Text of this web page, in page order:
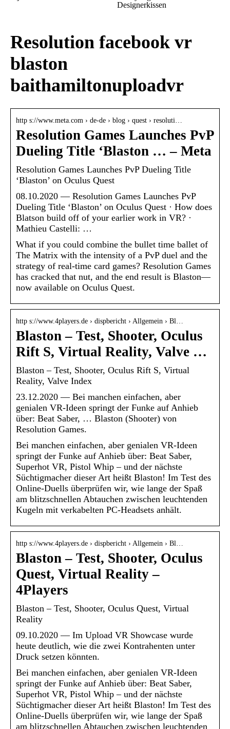
Designerkissen
Resolution facebook vr
blaston
baithamiltonuploadvr
http s://www.meta.com › de-de › blog › quest › resoluti…
Resolution Games Launches PvP
Dueling Title ‘Blaston … – Meta
Resolution Games Launches PvP Dueling Title
‘Blaston’ on Oculus Quest
08.10.2020 — Resolution Games Launches PvP
Dueling Title ‘Blaston’ on Oculus Quest · How does
Blatson build off of your earlier work in VR? ·
Mathieu Castelli: …
What if you could combine the bullet time ballet of
The Matrix with the intensity of a PvP duel and the
strategy of real-time card games? Resolution Games
has cracked that nut, and the end result is Blaston—
now available on Oculus Quest.
http s://www.4players.de › dispbericht › Allgemein › Bl…
Blaston – Test, Shooter, Oculus
Rift S, Virtual Reality, Valve …
Blaston – Test, Shooter, Oculus Rift S, Virtual
Reality, Valve Index
23.12.2020 — Bei manchen einfachen, aber
genialen VR-Ideen springt der Funke auf Anhieb
über: Beat Saber, … Blaston (Shooter) von
Resolution Games.
Bei manchen einfachen, aber genialen VR-Ideen
springt der Funke auf Anhieb über: Beat Saber,
Superhot VR, Pistol Whip – und der nächste
Süchtigmacher dieser Art heißt Blaston! Im Test des
Online-Duells überprüfen wir, wie lange der Spaß
am blitzschnellen Abtauchen zwischen leuchtenden
Kugeln mit verkabelten PC-Headsets anhält.
http s://www.4players.de › dispbericht › Allgemein › Bl…
Blaston – Test, Shooter, Oculus
Quest, Virtual Reality –
4Players
Blaston – Test, Shooter, Oculus Quest, Virtual
Reality
09.10.2020 — Im Upload VR Showcase wurde
heute deutlich, wie die zwei Kontrahenten unter
Druck setzen könnten.
Bei manchen einfachen, aber genialen VR-Ideen
springt der Funke auf Anhieb über: Beat Saber,
Superhot VR, Pistol Whip – und der nächste
Süchtigmacher dieser Art heißt Blaston! Im Test des
Online-Duells überprüfen wir, wie lange der Spaß
am blitzschnellen Abtauchen zwischen leuchtenden